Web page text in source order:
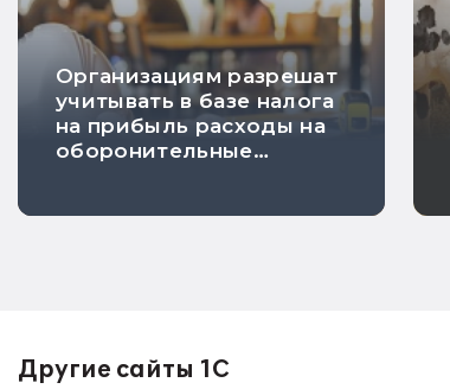
Организациям разрешат
учитывать в базе налога
на прибыль расходы на
оборонительные
Другие сайты 1С